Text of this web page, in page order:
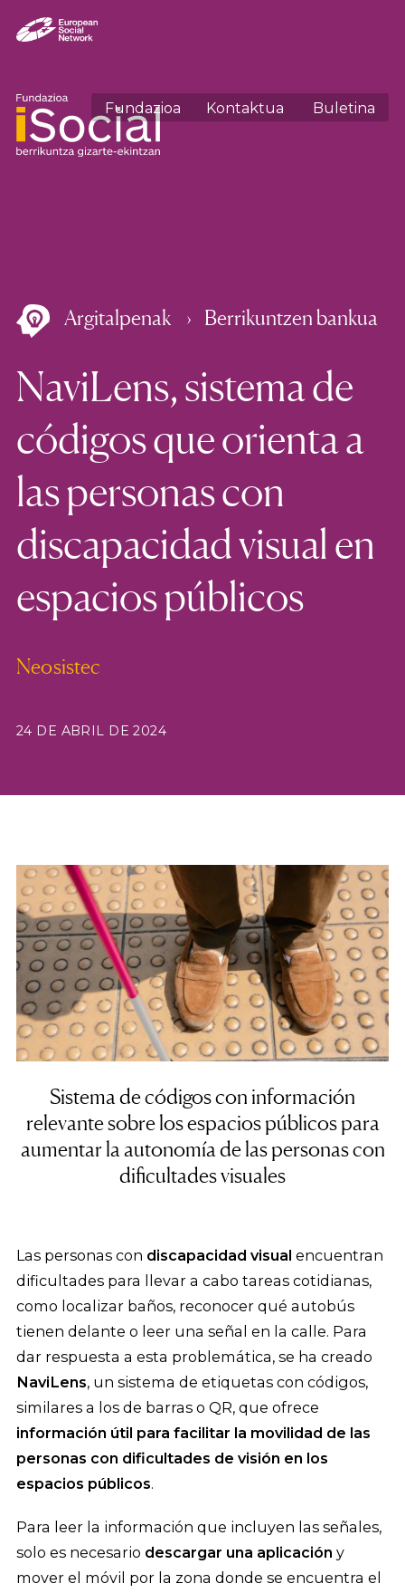
Fundazioa Kontaktua Buletina
Argitalpenak Berrikuntzen bankua
NaviLens, sistema de
códigos que orienta a
las personas con
discapacidad visual en
espacios públicos
Neosistec
24 DE ABRIL DE 2024
Sistema de códigos con información
relevante sobre los espacios públicos para
aumentar la autonomía de las personas con
dificultades visuales
Las personas con discapacidad visual encuentran
dificultades para llevar a cabo tareas cotidianas,
como localizar baños, reconocer qué autobús
tienen delante o leer una señal en la calle. Para
dar respuesta a esta problemática, se ha creado
NaviLens, un sistema de etiquetas con códigos,
similares a los de barras o QR, que ofrece
información útil para facilitar la movilidad de las
personas con dificultades de visión en los
espacios públicos.
Para leer la información que incluyen las señales,
solo es necesario descargar una aplicación y
mover el móvil por la zona donde se encuentra el